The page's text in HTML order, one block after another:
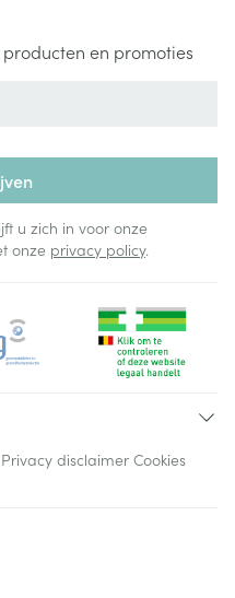
en promoties
u zich in voor onze
onze privacy policy.
Privacy disclaimer Cookies